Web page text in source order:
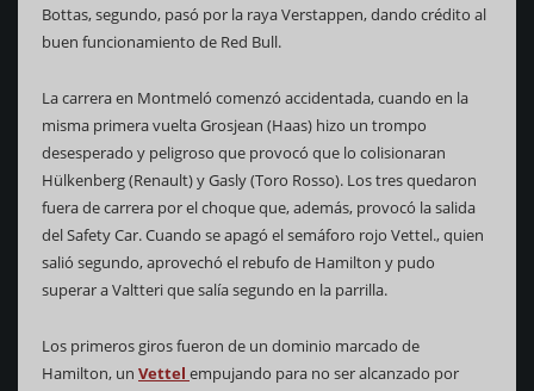
Bottas, segundo, pasó por la raya Verstappen, dando crédito al
buen funcionamiento de Red Bull.
La carrera en Montmeló comenzó accidentada, cuando en la
misma primera vuelta Grosjean (Haas) hizo un trompo
desesperado y peligroso que provocó que lo colisionaran
Hülkenberg (Renault) y Gasly (Toro Rosso). Los tres quedaron
fuera de carrera por el choque que, además, provocó la salida
del Safety Car. Cuando se apagó el semáforo rojo Vettel., quien
salió segundo, aprovechó el rebufo de Hamilton y pudo
superar a Valtteri que salía segundo en la parrilla.
Los primeros giros fueron de un dominio marcado de
Hamilton, un Vettel empujando para no ser alcanzado por